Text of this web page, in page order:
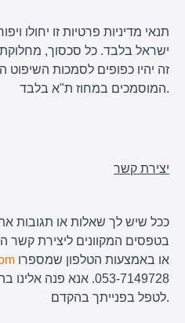
ישראל בלבד. כל סכסוך, מחלוקת
זה יהיו כפופים לסמכות
המוסמכים במחוז ת"א בלבד.
יצירת קשר
בטפסים המקוונים ליצירת קשר
053-7149728. אנא פנה
לטפל בפנייתך בהקדם.